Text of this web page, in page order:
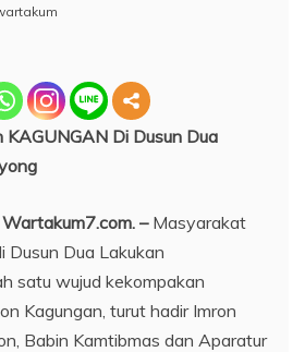
Di Dusun Dua
–Masyarakat
Dusun Dua Lakukan
satu wujud kekompakan
Kagungan, turut hadir Imron
Babin Kamtibmas dan Aparatur